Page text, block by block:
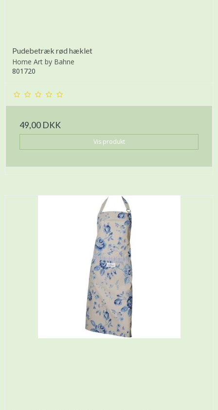
Pudebetræk rød hæklet
Home Art by Bahne
801720
49,00 DKK
Vis produkt